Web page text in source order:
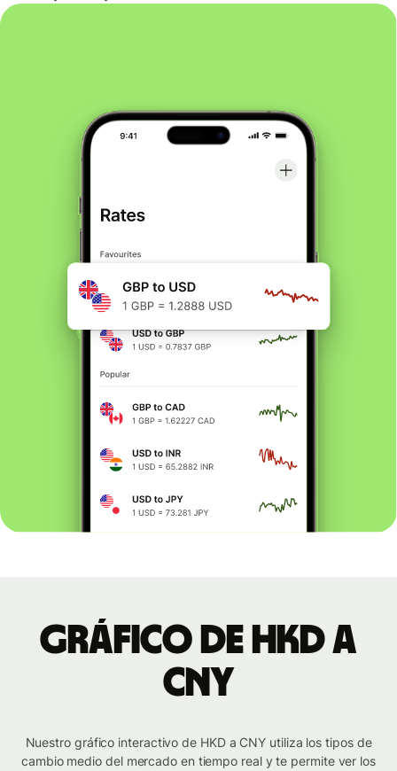
Gráfico de HKD a
CNY
Nuestro gráfico interactivo de HKD a CNY utiliza los tipos de
cambio medio del mercado en tiempo real y te permite ver los